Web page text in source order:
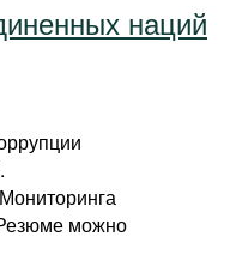
наций
можно